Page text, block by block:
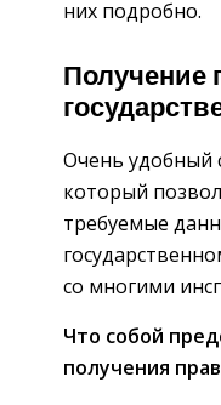
них подробно.
Получение
Очень удобный
который
требуемые
со многими
Что собой
получения